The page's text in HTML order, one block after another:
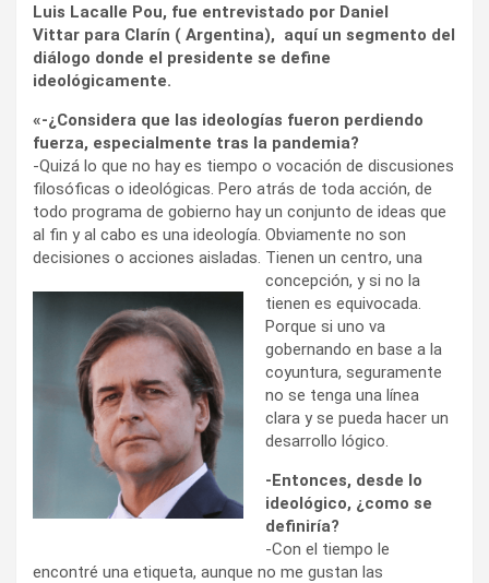
Luis Lacalle Pou, fue entrevistado por Daniel
Vittar para Clarín ( Argentina), aquí un segmento del
diálogo donde el presidente se define
ideológicamente.
«-¿Considera que las ideologías fueron perdiendo
fuerza, especialmente tras la pandemia?
-Quizá lo que no hay es tiempo o vocación de discusiones
filosóficas o ideológicas. Pero atrás de toda acción, de
todo programa de gobierno hay un conjunto de ideas que
al fin y al cabo es una ideología. Obviamente no son
decisiones o acciones aisladas. Tienen un centro, una
concepción, y si no la
tienen es equivocada.
Porque si uno va
gobernando en base a la
coyuntura, seguramente
no se tenga una línea
clara y se pueda hacer un
desarrollo lógico.
-Entonces, desde lo
ideológico, ¿como se
definiría?
-Con el tiempo le
encontré una etiqueta, aunque no me gustan las